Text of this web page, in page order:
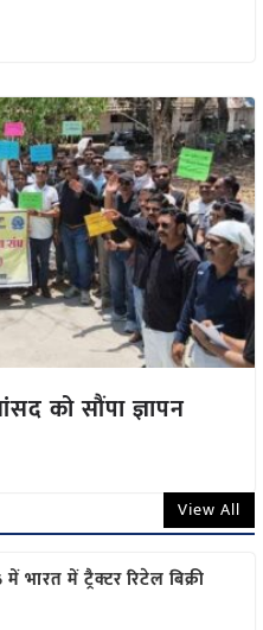
को सौंपा ज्ञापन
View All
भारत में ट्रैक्टर रिटेल बिक्री